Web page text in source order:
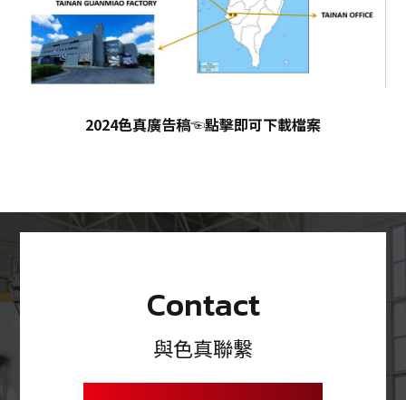
2024色真廣告稿☜點擊即可下載檔案
Contact
與色真聯繫